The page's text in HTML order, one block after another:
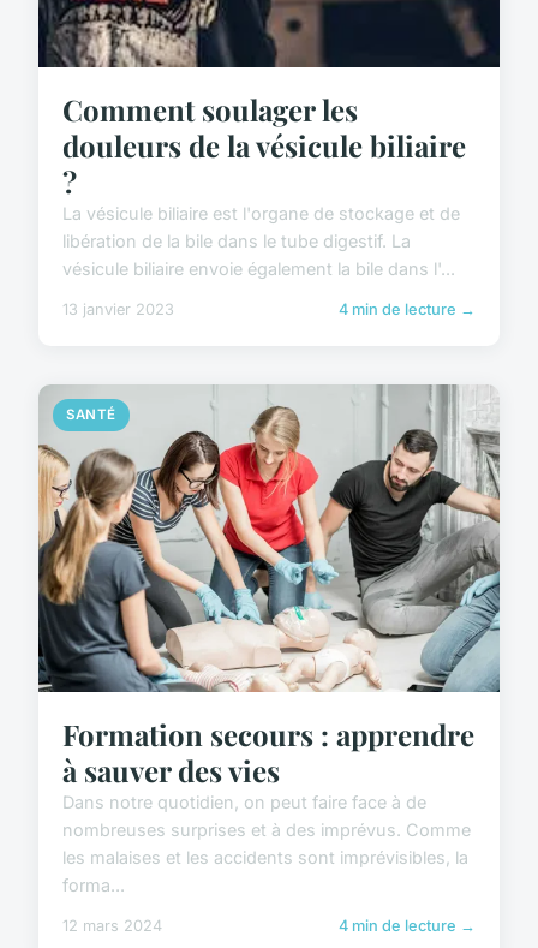
Comment soulager les
douleurs de la vésicule biliaire
?
La vésicule biliaire est l'organe de stockage et de
libération de la bile dans le tube digestif. La
vésicule biliaire envoie également la bile dans l'...
13 janvier 2023 4 min de lecture →
SANTÉ
Formation secours : apprendre
à sauver des vies
Dans notre quotidien, on peut faire face à de
nombreuses surprises et à des imprévus. Comme
les malaises et les accidents sont imprévisibles, la
forma...
12 mars 2024 4 min de lecture →